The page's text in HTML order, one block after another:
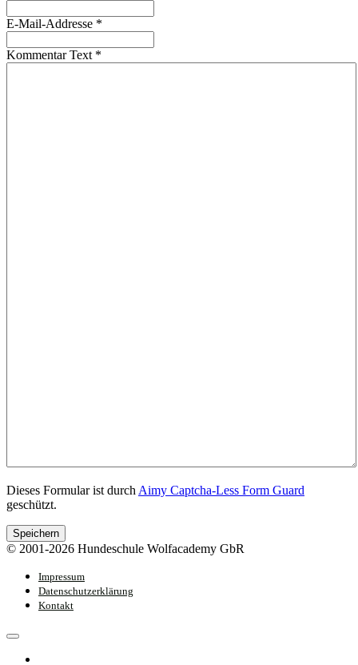
E-Mail-Addresse *
Kommentar Text *
Dieses Formular ist durch Aimy Captcha-Less Form Guard
geschützt.
Speichern
© 2001-2026 Hundeschule Wolfacademy GbR
Impressum
Datenschutzerklärung
Kontakt